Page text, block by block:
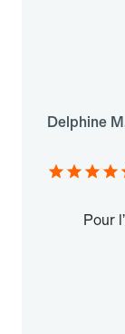
Delphine
Pour